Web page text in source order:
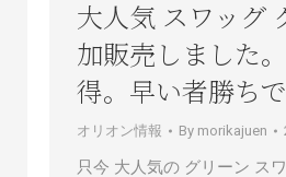
大人気 スワッグ
加販売しました
得。早い者勝ち
オリオン情報 By morikajuen
只今 大人気の グリーン ス